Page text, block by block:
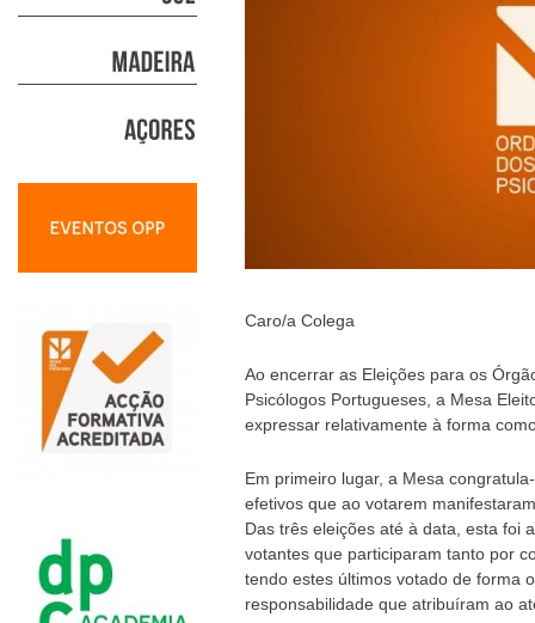
Caro/a Colega
Ao encerrar as Eleições para os
Psicólogos Portugueses, a Mesa
expressar relativamente à forma
Em primeiro lugar, a Mesa
efetivos que ao votarem
Das três eleições até à data, esta foi
votantes que participaram tanto por
tendo estes últimos votado de forma
responsabilidade que atribuíram ao